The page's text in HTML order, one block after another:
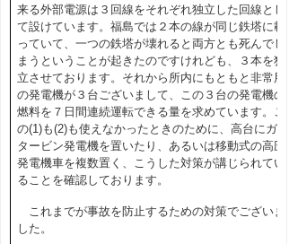
来る外部電源は３回線をそれぞれ独立した回線とし
て設けています。福島では２本の線が同じ鉄塔に載
っていて、一つの鉄塔が壊れると両方とも死んでし
まうということが起きたのですけれども、３本を独
立させております。それから所内にもともと非常用
の発電機が３台ございまして、この３台の発電機の
燃料を７日間連続運転できる量を求めています。こ
の(1)も(2)も使えなかったときのために、高台にガス
タービン発電機を置いたり、あるいは移動式の高圧
発電機車を複数置く、こうした対策が講じられてい
ることを確認しております。
これまでが事故を防止するための対策でございま
した。